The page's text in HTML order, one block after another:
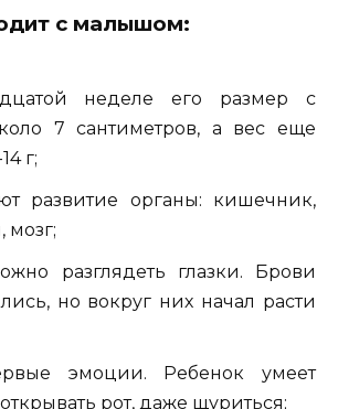
с малышом:
неделе его размер с
7 сантиметров, а вес еще
г;
развитие органы: кишечник,
мозг;
разглядеть глазки. Брови
но вокруг них начал расти
эмоции. Ребенок умеет
рот, даже щуриться;